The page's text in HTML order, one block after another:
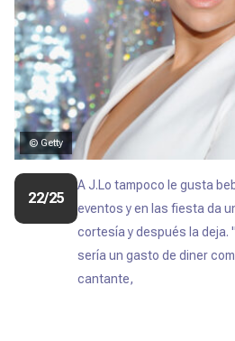
© Getty
22/25
A J.Lo tampoco le gusta
eventos y en las fiesta da
cortesía y después la deja.
sería un gasto de diner
cantante,